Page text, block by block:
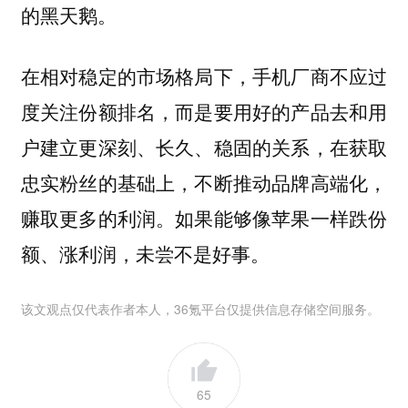
的黑天鹅。
在相对稳定的市场格局下，手机厂商不应过
度关注份额排名，而是要用好的产品去和用
户建立更深刻、长久、稳固的关系，在获取
忠实粉丝的基础上，不断推动品牌高端化，
赚取更多的利润。如果能够像苹果一样跌份
额、涨利润，未尝不是好事。
该文观点仅代表作者本人，36氪平台仅提供信息存储空间服务。
65